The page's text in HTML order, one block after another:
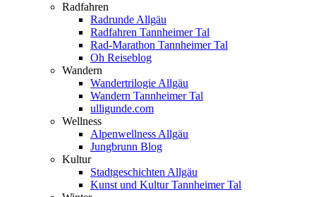
Radfahren
Radrunde Allgäu
Radfahren Tannheimer Tal
Rad-Marathon Tannheimer Tal
Oh Reiseblog
Wandern
Wandertrilogie Allgäu
Wandern Tannheimer Tal
ulligunde.com
Wellness
Alpenwellness Allgäu
Jungbrunn Blog
Kultur
Stadtgeschichten Allgäu
Kunst und Kultur Tannheimer Tal